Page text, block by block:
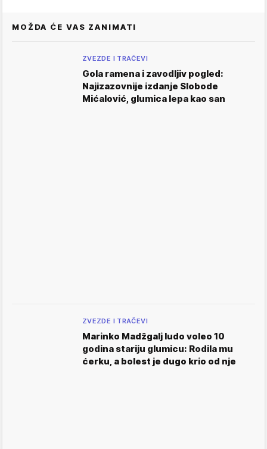
MOŽDA ĆE VAS ZANIMATI
ZVEZDE I TRAČEVI
Gola ramena i zavodljiv pogled:
Najizazovnije izdanje Slobode
Mićalović, glumica lepa kao san
ZVEZDE I TRAČEVI
Marinko Madžgalj ludo voleo 10
godina stariju glumicu: Rodila mu
ćerku, a bolest je dugo krio od nje